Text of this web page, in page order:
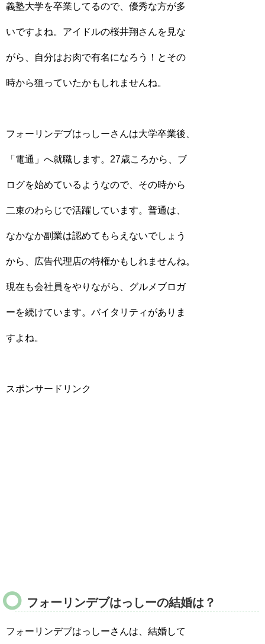
義塾大学を卒業してるので、優秀な方が多
いですよね。アイドルの桜井翔さんを見な
がら、自分はお肉で有名になろう！とその
時から狙っていたかもしれませんね。
フォーリンデブはっしーさんは大学卒業後、
「電通」へ就職します。27歳ころから、ブ
ログを始めているようなので、その時から
二束のわらじで活躍しています。普通は、
なかなか副業は認めてもらえないでしょう
から、広告代理店の特権かもしれませんね。
現在も会社員をやりながら、グルメブロガ
ーを続けています。バイタリティがありま
すよね。
スポンサードリンク
フォーリンデブはっしーの結婚は？
フォーリンデブはっしーさんは、結婚して